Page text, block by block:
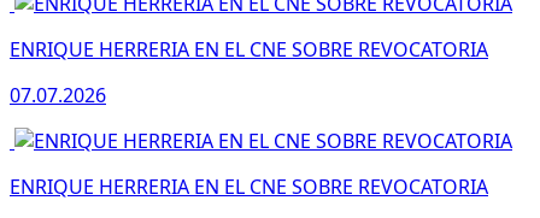
ENRIQUE HERRERIA EN EL CNE SOBRE REVOCATORIA
07.07.2026
ENRIQUE HERRERIA EN EL CNE SOBRE REVOCATORIA